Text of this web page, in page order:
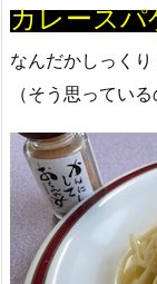
カレースパ
なんだかしっくり
（そう思ってい